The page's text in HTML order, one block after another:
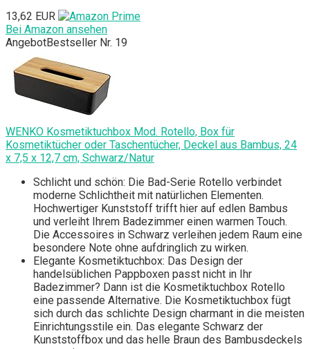
13,62 EUR
Bei Amazon ansehen
AngebotBestseller Nr. 19
WENKO Kosmetiktuchbox Mod. Rotello, Box für
Kosmetiktücher oder Taschentücher, Deckel aus Bambus, 24
x 7,5 x 12,7 cm, Schwarz/Natur
Schlicht und schön: Die Bad-Serie Rotello verbindet
moderne Schlichtheit mit natürlichen Elementen.
Hochwertiger Kunststoff trifft hier auf edlen Bambus
und verleiht Ihrem Badezimmer einen warmen Touch.
Die Accessoires in Schwarz verleihen jedem Raum eine
besondere Note ohne aufdringlich zu wirken.
Elegante Kosmetiktuchbox: Das Design der
handelsüblichen Pappboxen passt nicht in Ihr
Badezimmer? Dann ist die Kosmetiktuchbox Rotello
eine passende Alternative. Die Kosmetiktuchbox fügt
sich durch das schlichte Design charmant in die meisten
Einrichtungsstile ein. Das elegante Schwarz der
Kunststoffbox und das helle Braun des Bambusdeckels